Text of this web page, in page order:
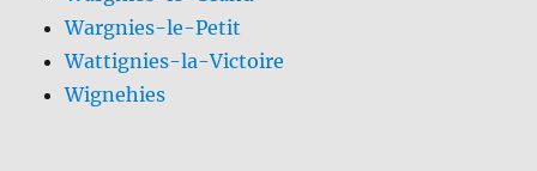
Wargnies-le-Petit
Wattignies-la-Victoire
Wignehies